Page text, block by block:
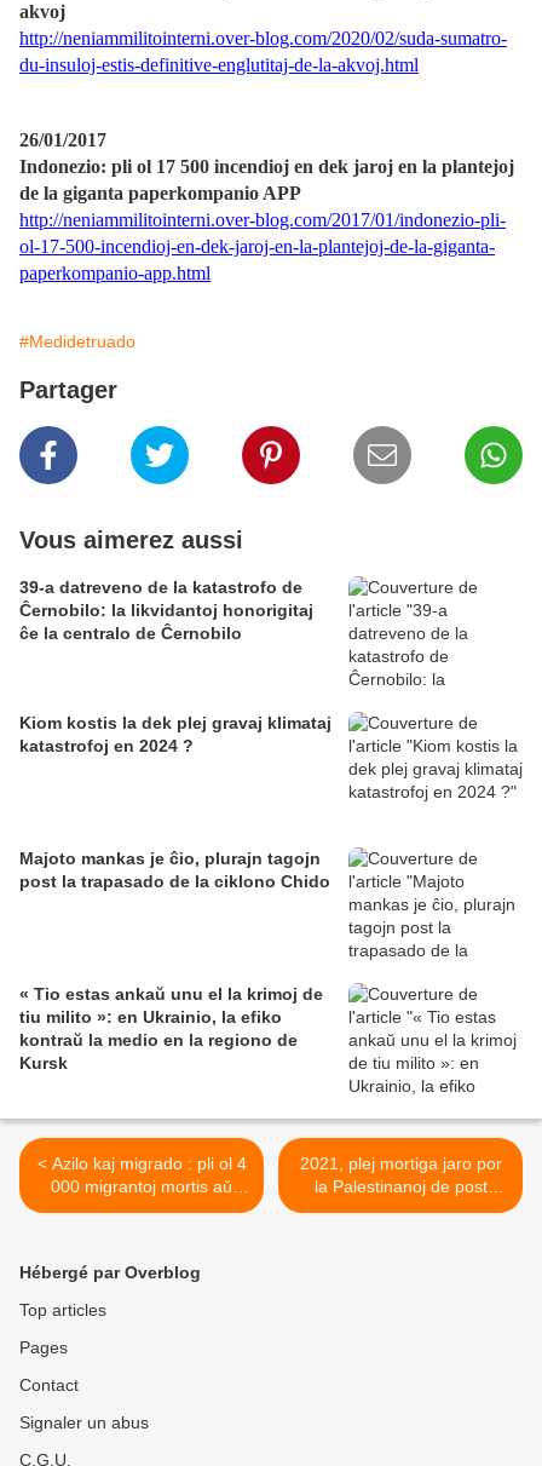
akvoj
http://neniammilitointerni.over-blog.com/2020/02/suda-sumatro-
du-insuloj-estis-definitive-englutitaj-de-la-akvoj.html
26/01/2017
Indonezio: pli ol 17 500 incendioj en dek jaroj en la plantejoj
de la giganta paperkompanio APP
http://neniammilitointerni.over-blog.com/2017/01/indonezio-pli-
ol-17-500-incendioj-en-dek-jaroj-en-la-plantejoj-de-la-giganta-
paperkompanio-app.html
#Medidetruado
Partager
Vous aimerez aussi
39-a datreveno de la katastrofo de
Ĉernobilo: la likvidantoj honorigitaj
ĉe la centralo de Ĉernobilo
Kiom kostis la dek plej gravaj klimataj
katastrofoj en 2024 ?
Majoto mankas je ĉio, plurajn tagojn
post la trapasado de la ciklono Chido
« Tio estas ankaŭ unu el la krimoj de
tiu milito »: en Ukrainio, la efiko
kontraŭ la medio en la regiono de
Kursk
< Azilo kaj migrado : pli ol 4
000 migrantoj mortis aŭ
malaperis provante atingi
2021, plej mortiga jaro por
la Palestinanoj de post
2014, laŭ B'Tselem >
Hébergé par Overblog
Top articles
Pages
Contact
Signaler un abus
C.G.U.